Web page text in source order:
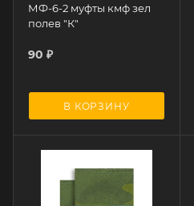
МФ-6-2 муфты кмф зел
полев "К"
90 ₽
В КОРЗИНУ